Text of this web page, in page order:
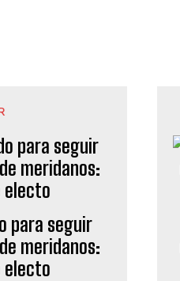
para seguir
meridanos:
electo